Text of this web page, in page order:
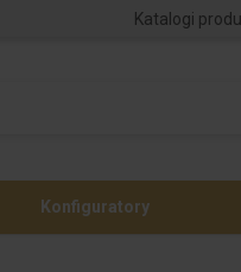
Katalogi
Konfiguratory